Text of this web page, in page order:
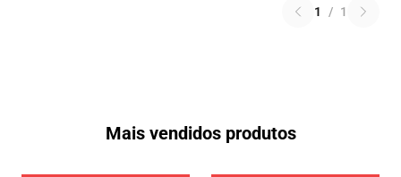
1 / 1
Mais vendidos produtos